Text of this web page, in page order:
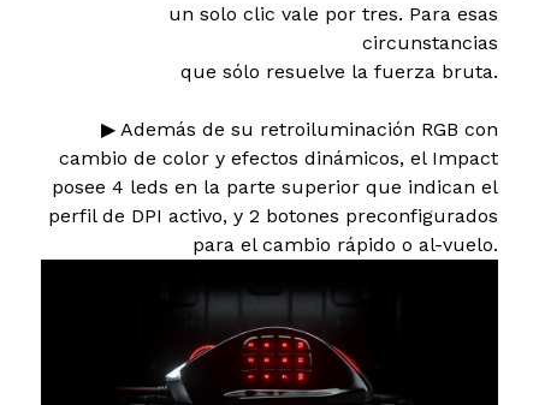
un solo clic vale por tres. Para esas
circunstancias
que sólo resuelve la fuerza bruta.
▶ Además de su retroiluminación RGB con
cambio de color y efectos dinámicos, el Impact
posee 4 leds en la parte superior que indican el
perfil de DPI activo, y 2 botones preconfigurados
para el cambio rápido o al-vuelo.